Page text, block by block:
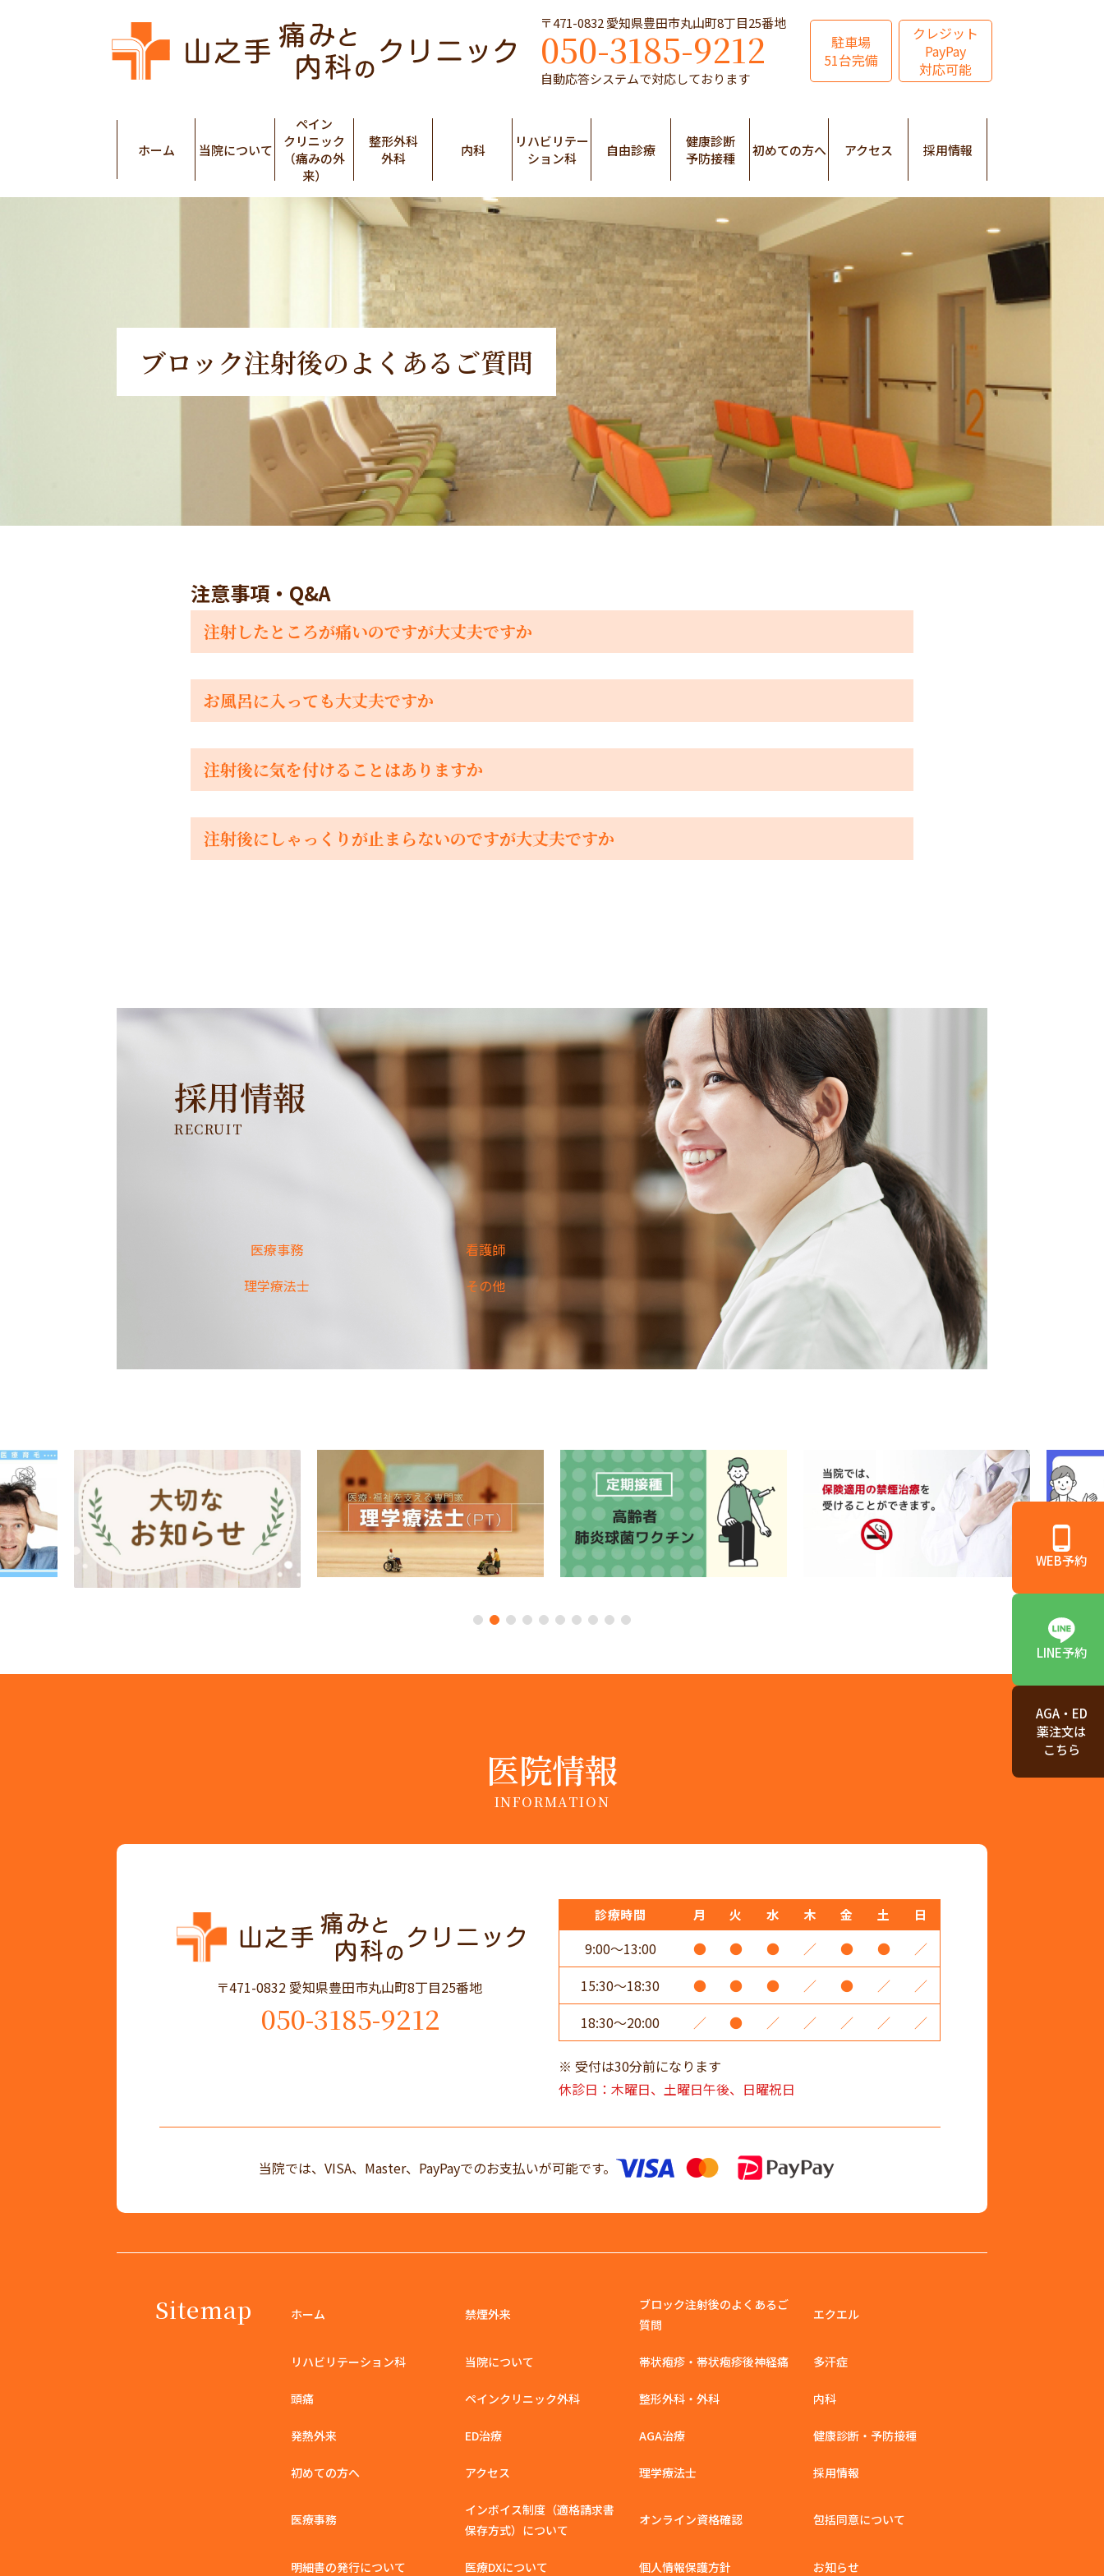
〒471-0832 愛知県豊田市丸山町8丁目25番地
050-3185-9212
自動応答システムで対応しております
駐車場
51台完備
クレジット
PayPay
対応可能
ホーム 当院について
ペイン
クリニック
（痛みの外
来）
整形外科
外科
内科
リハビリテー
ション科
自由診療
健康診断
予防接種
初めての方へ アクセス 採用情報
ブロック注射後のよくあるご質問
注意事項・Q&A
注射したところが痛いのですが大丈夫ですか
お風呂に入っても大丈夫ですか
注射後に気を付けることはありますか
注射後にしゃっくりが止まらないのですが大丈夫ですか
採用情報
RECRUIT
医療事務
看護師
理学療法士
その他
1 2 3 4 5 6 7 8 9 10
医院情報
INFORMATION
〒471-0832 愛知県豊田市丸山町8丁目25番地
050-3185-9212
診療時間 月 火 水 木 金 土 日
9:00～13:00 ● ● ● ／ ● ●
／
15:30～18:30
● ● ● ／ ● ／
／
18:30～20:00
／ ● ／ ／ ／ ／ ／
受付は30分前になります
休診日：木曜日、土曜日午後、日曜祝日
当院では、VISA、Master、PayPayでのお支払いが可能です。
Sitemap ホーム 禁煙外来
ブロック注射後のよくあるご
質問
エクエル
リハビリテーション科 当院について 帯状疱疹・帯状疱疹後神経痛 多汗症
頭痛 ペインクリニック外科 整形外科・外科 内科
発熱外来 ED治療 AGA治療 健康診断・予防接種
初めての方へ アクセス 理学療法士 採用情報
医療事務
インボイス制度（適格請求書
保存方式）について
オンライン資格確認 包括同意について
明細書の発行について 医療DXについて 個人情報保護方針 お知らせ
WEB予約
LINE予約
AGA・ED
薬注文は
こちら